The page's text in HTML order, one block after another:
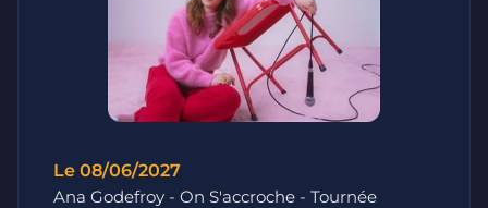
Le 08/06/2027
Ana Godefroy - On S'accroche - Tournée